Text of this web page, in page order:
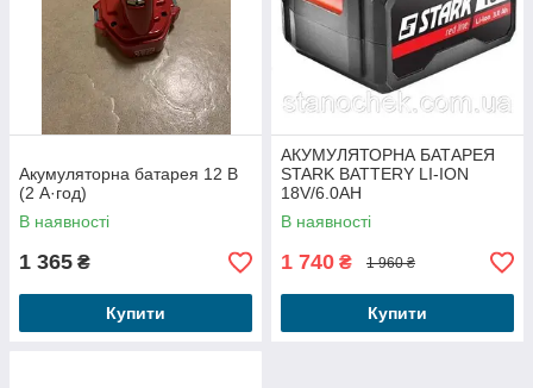
Акумуляторна батарея 12 В
(2 А·год)
В наявності
1 365 ₴
Купити
АКУМУЛЯТОРНА БАТАРЕЯ
STARK BATTERY LI-ION
18V/6.0AH
В наявності
1 740 ₴ 1 960 ₴
Купити